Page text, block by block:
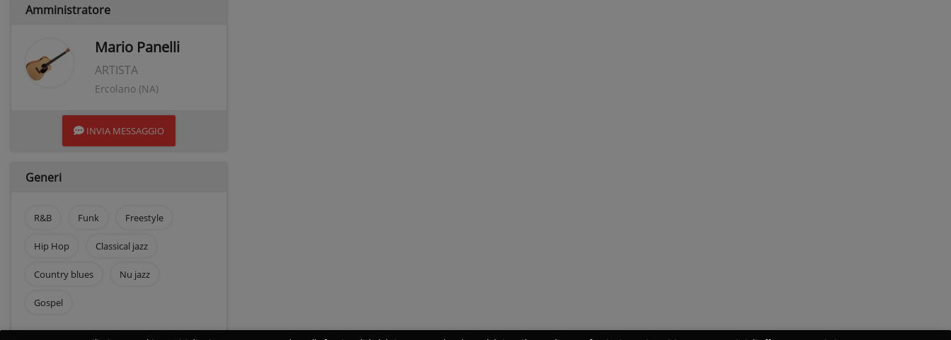
Amministratore
Mario Panelli
ARTISTA
Ercolano (NA)
INVIA MESSAGGIO
Generi
R&B Funk Freestyle
Hip Hop Classical jazz
Country blues Nu jazz
Gospel